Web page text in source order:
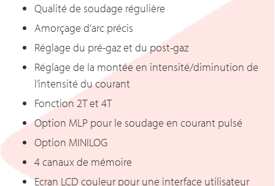
Qualité de soudage régulière
Amorçage d’arc précis
Réglage du pré-gaz et du post-gaz
Réglage de la montée en intensité/diminution de
l’intensité du courant
Fonction 2T et 4T
Option MLP pour le soudage en courant pulsé
Option MINILOG
4 canaux de mémoire
Ecran LCD couleur pour une interface utilisateur